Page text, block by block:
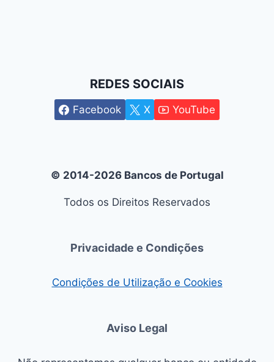
REDES SOCIAIS
Facebook X YouTube
© 2014-2026 Bancos de Portugal
Todos os Direitos Reservados
Privacidade e Condições
Condições de Utilização e Cookies
Aviso Legal